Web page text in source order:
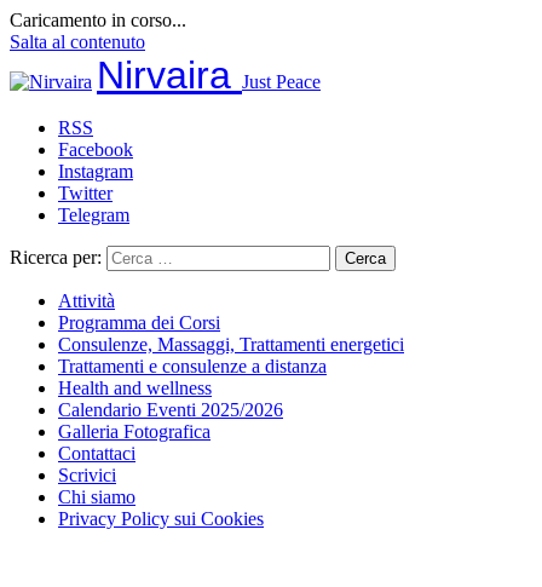
Caricamento in corso...
Salta al contenuto
Nirvaira Just Peace
RSS
Facebook
Instagram
Twitter
Telegram
Ricerca per:
Attività
Programma dei Corsi
Consulenze, Massaggi, Trattamenti energetici
Trattamenti e consulenze a distanza
Health and wellness
Calendario Eventi 2025/2026
Galleria Fotografica
Contattaci
Scrivici
Chi siamo
Privacy Policy sui Cookies